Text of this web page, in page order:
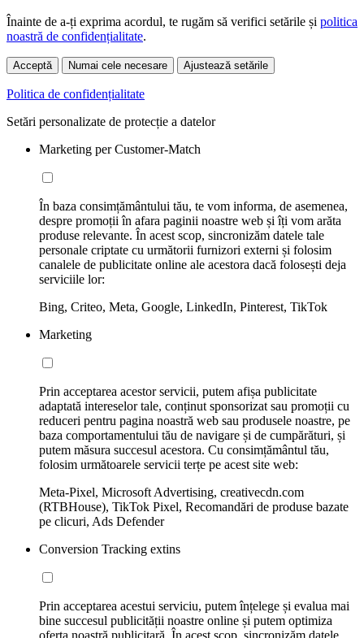
Înainte de a-ți exprima acordul, te rugăm să verifici setările și politica
noastră de confidențialitate.
Acceptă Numai cele necesare Ajustează setările
Politica de confidențialitate
Setări personalizate de protecție a datelor
Marketing per Customer-Match
În baza consimțământului tău, te vom informa, de asemenea,
despre promoții în afara paginii noastre web și îți vom arăta
produse relevante. În acest scop, sincronizăm datele tale
personale criptate cu următorii furnizori externi și folosim
canalele de publicitate online ale acestora dacă folosești deja
serviciile lor:
Bing, Criteo, Meta, Google, LinkedIn, Pinterest, TikTok
Marketing
Prin acceptarea acestor servicii, putem afișa publicitate
adaptată intereselor tale, conținut sponsorizat sau promoții cu
reduceri pentru pagina noastră web sau produsele noastre, pe
baza comportamentului tău de navigare și de cumpărături, și
putem măsura succesul acestora. Cu consimțământul tău,
folosim următoarele servicii terțe pe acest site web:
Meta-Pixel, Microsoft Advertising, creativecdn.com
(RTBHouse), TikTok Pixel, Recomandări de produse bazate
pe clicuri, Ads Defender
Conversion Tracking extins
Prin acceptarea acestui serviciu, putem înțelege și evalua mai
bine succesul publicității noastre online și putem optimiza
oferta noastră publicitară. În acest scop, sincronizăm datele